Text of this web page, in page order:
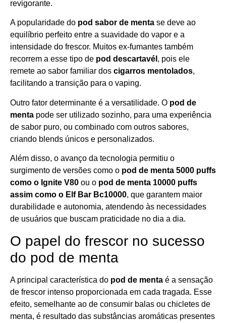
revigorante.
A popularidade do pod sabor de menta se deve ao
equilíbrio perfeito entre a suavidade do vapor e a
intensidade do frescor. Muitos ex-fumantes também
recorrem a esse tipo de pod descartavél , pois ele
remete ao sabor familiar dos cigarros mentolados,
facilitando a transição para o vaping.
Outro fator determinante é a versatilidade. O pod de
menta pode ser utilizado sozinho, para uma experiência
de sabor puro, ou combinado com outros sabores,
criando blends únicos e personalizados.
Além disso, o avanço da tecnologia permitiu o
surgimento de versões como o pod de menta 5000 puffs
como o Ignite V80 ou o pod de menta 10000 puffs
assim como o Elf Bar Bc10000, que garantem maior
durabilidade e autonomia, atendendo às necessidades
de usuários que buscam praticidade no dia a dia.
O papel do frescor no sucesso
do pod de menta
A principal característica do pod de menta é a sensação
de frescor intenso proporcionada em cada tragada. Esse
efeito, semelhante ao de consumir balas ou chicletes de
menta, é resultado das substâncias aromáticas presentes